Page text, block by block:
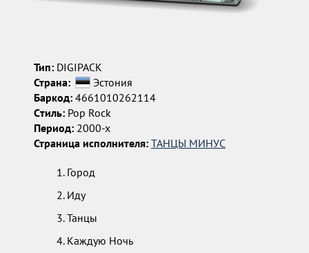
Тип:DIGIPACK
Страна:
Эстония
Баркод:4661010262114
Cтиль:Pop Rock
Период:2000-х
Страница исполнителя: ТАНЦЫ МИНУС
Город
Иду
Танцы
Каждую Ночь